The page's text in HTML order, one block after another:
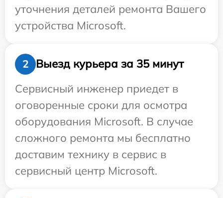
уточнения деталей ремонта Вашего
устройства Microsoft.
2
Выезд курьера за 35 минут
Сервисный инженер приедет в
оговоренные сроки для осмотра
оборудования Microsoft. В случае
сложного ремонта мы бесплатно
доставим технику в сервис в
сервисный центр Microsoft.